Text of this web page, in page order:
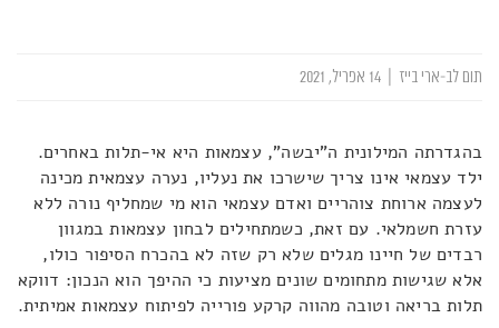
תום לב-ארי בייז
בהגדרתה המילונית ה"יבשה", עצמאות היא אי-תלות באחרים.
ילד עצמאי אינו צריך שישרכו את נעליו, נערה עצמאית מכינה
לעצמה ארוחת צוהריים ואדם עצמאי הוא מי שמחליף נורה ללא
עזרת חשמלאי. עם זאת, כשמתחילים לבחון עצמאות במגוון
רבדים של חיינו מגלים שלא רק שזה לא בהכרח הסיפור כולו,
אלא שגישות מתחומים שונים מציעות כי ההיפך הוא הנכון: דווקא
תלות בריאה וטובה מהווה קרקע פורייה לפיתוח עצמאות אמיתית.